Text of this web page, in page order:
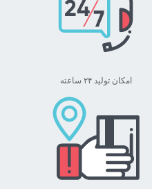
امکان تولید ۲۴ ساعته